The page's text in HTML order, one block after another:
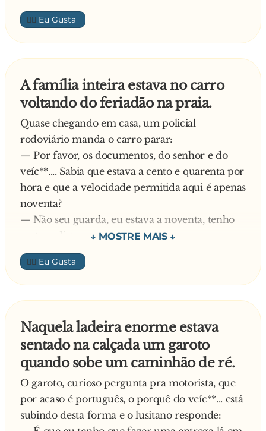
— Olha, se o senhor quiser pode tentar pedir ao
dono daquela casa - dizia apontando - mas vou
logo te avisando que ele não empresta, pois é
muito egoísta.
Então foi até lá e bateu na porta de maneira
meio bruta. Tão logo a porta abriu, o motorista
disse logo ao homem que surgiu:
— Olhe, pois o senhor pode enfiar seu macaco
na bunda, seu f**...!
👍🏼
A família inteira estava no carro
voltando do feriadão na praia.
Quase chegando em casa, um policial
rodoviário manda o carro parar:
— Por favor, os documentos, do senhor e do
veíc**.... Sabia que estava a cento e quarenta por
hora e que a velocidade permitida aqui é apenas
noventa?
— Não seu guarda, eu estava a noventa, tenho
A sogra, sentada no banco de trás entre as
crianças, começa a participar da conversa:
— Ah, Paulo Ricardo, que é isso! Você estava a
140 ou mais!
policial continua:
— E sua lanterna direita não está funcionando...
— Minha lanterna? Nem sabia disso. Acho que
queimou durante a viajem.
E a sogra corrige:
— Ah, Paulo Ricardo, que mentira! Faz quase
um mês que você está falando que precisa
👍🏼
Naquela ladeira enorme estava
sentado na calçada um garoto
quando sobe um caminhão de ré.
O garoto, curioso pergunta pra motorista, que
por acaso é português, o porquê do veíc**... está
subindo desta forma e o lusitano responde: